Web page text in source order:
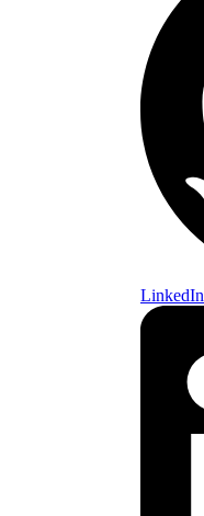
LinkedIn